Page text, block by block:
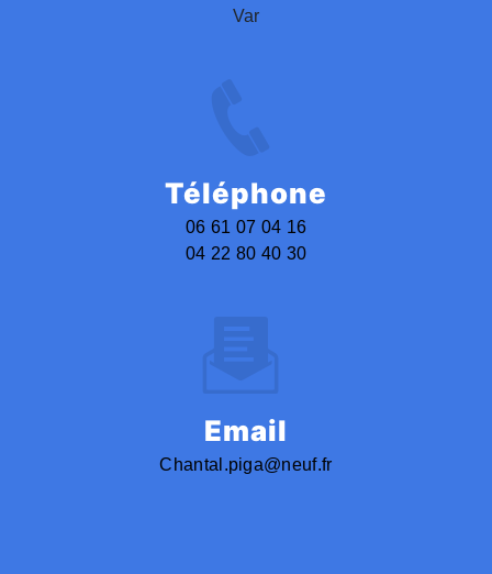
Var
Téléphone
06 61 07 04 16
04 22 80 40 30
Email
chantal.piga@neuf.fr